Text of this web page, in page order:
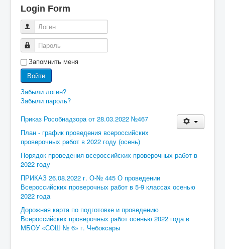
Login Form
Логин
Пароль
Запомнить меня
Войти
Забыли логин?
Забыли пароль?
Приказ Рособнадзора от 28.03.2022 №467
План - график проведения всероссийских
проверочных работ в 2022 году (осень)
Порядок проведения всероссийских проверочных работ в
2022 году
ПРИКАЗ 26.08.2022 г. О-№ 445 О проведении
Всероссийских проверочных работ в 5-9 классах осенью
2022 года
Дорожная карта по подготовке и проведению
Всероссийских проверочных работ осенью 2022 года в
МБОУ «СОШ № 6» г. Чебоксары